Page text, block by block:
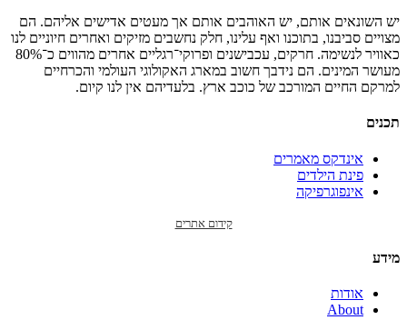
יש השונאים אותם, יש האוהבים אותם אך מעטים אדישים אליהם. הם
מצויים סביבנו, בתוכנו ואף עלינו, חלק נחשבים מזיקים ואחרים חיוניים לנו
כאוויר לנשימה. חרקים, עכבישנים ופרוקי־רגליים אחרים מהווים כ־80%
מעושר המינים. הם נידבך חשוב במארג האקולוגי העולמי והכרחיים
למרקם החיים המורכב של כוכב ארץ. בלעדיהם אין לנו קיום.
תכנים
אינדקס מאמרים
פינת הילדים
אינפוגרפיקה
קידום אתרים
מידע
אודות
About